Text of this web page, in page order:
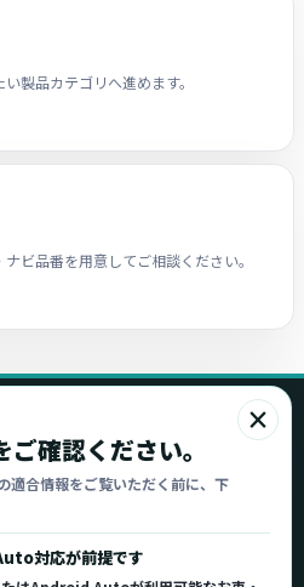
製品カテゴリへ進めます。
ビ品番を用意してご相談ください。
×
確認ください。
合情報をご覧いただく前に、下
対応が前提です
株式会社
製品情報、車種適
けに整理してご案内し